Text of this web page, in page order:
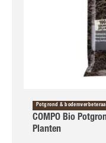
Potgrond &
COMPO Bio
Planten